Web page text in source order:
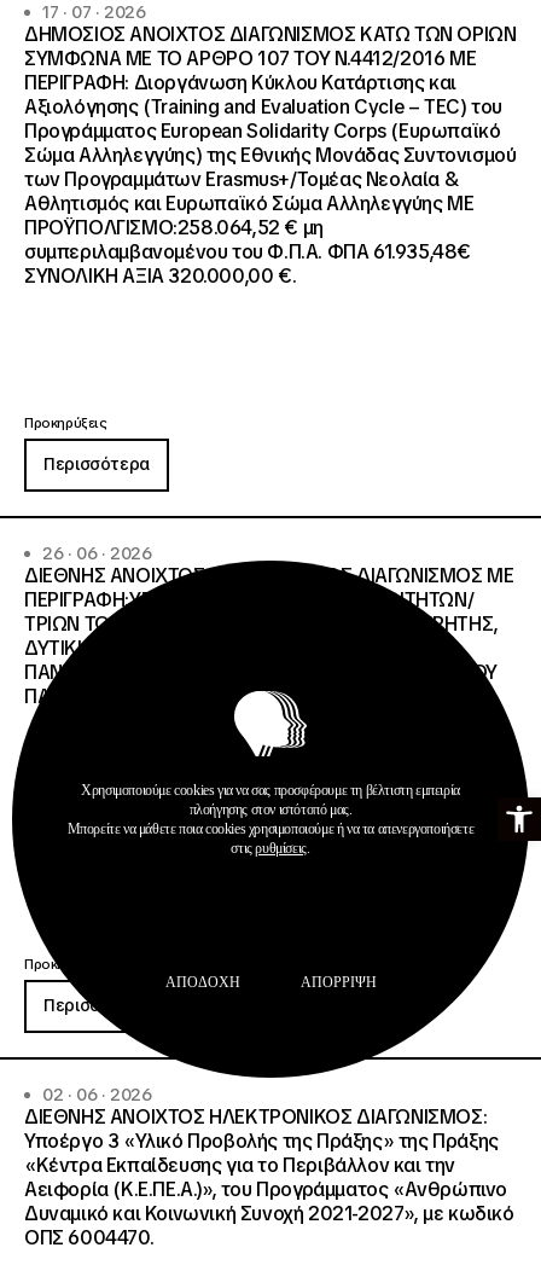
Ανοίξτε
17 · 07 · 2026
ΔΗΜΟΣΙΟΣ ΑΝΟΙΧΤΟΣ ΔΙΑΓΩΝΙΣΜΟΣ ΚΑΤΩ ΤΩΝ ΟΡΙΩΝ
ΣΥΜΦΩΝΑ ΜΕ ΤΟ ΑΡΘΡΟ 107 ΤΟΥ Ν.4412/2016 ΜΕ
ΠΕΡΙΓΡΑΦΗ: Διοργάνωση Κύκλου Κατάρτισης και
Αξιολόγησης (Training and Evaluation Cycle – TEC) του
Προγράμματος European Solidarity Corps (Ευρωπαϊκό
Σώμα Αλληλεγγύης) της Εθνικής Μονάδας Συντονισμού
των Προγραμμάτων Erasmus+/Τομέας Νεολαία &
Αθλητισμός και Ευρωπαϊκό Σώμα Αλληλεγγύης ΜΕ
ΠΡΟΫΠΟΛΓΙΣΜΟ:258.064,52 € μη
συμπεριλαμβανομένου του Φ.Π.Α. ΦΠΑ 61.935,48€
ΣΥΝΟΛΙΚΗ ΑΞΙΑ 320.000,00 €.
Προκηρύξεις
Περισσότερα
26 · 06 · 2026
ΔΙΕΘΝΗΣ ΑΝΟΙΧΤΟΣ ΗΛΕΚΤΡΟΝΙΚΟΣ ΔΙΑΓΩΝΙΣΜΟΣ ΜΕ
ΠΕΡΙΓΡΑΦΗ:ΥΠΗΡΕΣΙΕΣ ΣΤΕΓΑΣΗΣ ΤΩΝ ΦΟΙΤΗΤΩΝ/
ΤΡΙΩΝ ΤΩΝ ΠΑΝΕΠΙΣΤΗΜΙΑΚΩΝ ΙΔΡΥΜΑΤΩΝ KΡΗΤΗΣ,
ΔΥΤΙΚΗΣ ΜΑΚΕΔΟΝΙΑΣ, ΔΗΜΟΚΡΙΤΕΙΟΥ
ΠΑΝΕΠΙΣΤΗΜΙΟΥ ΘΡΑΚΗΣ, ΕΛΛΗΝΙΚΟΥ ΜΕΣΟΓΕΙΑΚΟΥ
ΠΑΝΕΠΙΣΤΗΜΙΟΥ, ΠΑΤΡΩΝ
Προκηρύξεις
Περισσότερα
02 · 06 · 2026
ΔΙΕΘΝΗΣ ΑΝΟΙΧΤΟΣ ΗΛΕΚΤΡΟΝΙΚΟΣ ΔΙΑΓΩΝΙΣΜΟΣ:
Υποέργο 3 «Υλικό Προβολής της Πράξης» της Πράξης
«Κέντρα Εκπαίδευσης για το Περιβάλλον και την
Αειφορία (Κ.Ε.ΠΕ.Α.)», του Προγράμματος «Ανθρώπινο
Δυναμικό και Κοινωνική Συνοχή 2021-2027», με κωδικό
ΟΠΣ 6004470.
Χρησιμοποιούμε cookies για να σας προσφέρουμε τη βέλτιστη εμπειρία
πλοήγησης στον ιστότοπό μας.
Μπορείτε να μάθετε ποια cookies χρησιμοποιούμε ή να τα απενεργοποιήσετε
στιςρυθμίσεις.
ΑΠΟΔΟΧΉ ΑΠΌΡΡΙΨΗ